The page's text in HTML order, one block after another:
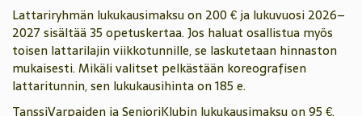
Lattariryhmän lukukausimaksu on 200 € ja lukuvuosi 2026–
2027 sisältää 35 opetuskertaa. Jos haluat osallistua myös
toisen lattarilajin viikkotunnille, se laskutetaan hinnaston
mukaisesti. Mikäli valitset pelkästään koreografisen
lattaritunnin, sen lukukausihinta on 185 e.
TanssiVarpaiden ja SenioriKlubin lukukausimaksu on 95 €.